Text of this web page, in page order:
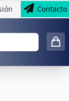
Contacto